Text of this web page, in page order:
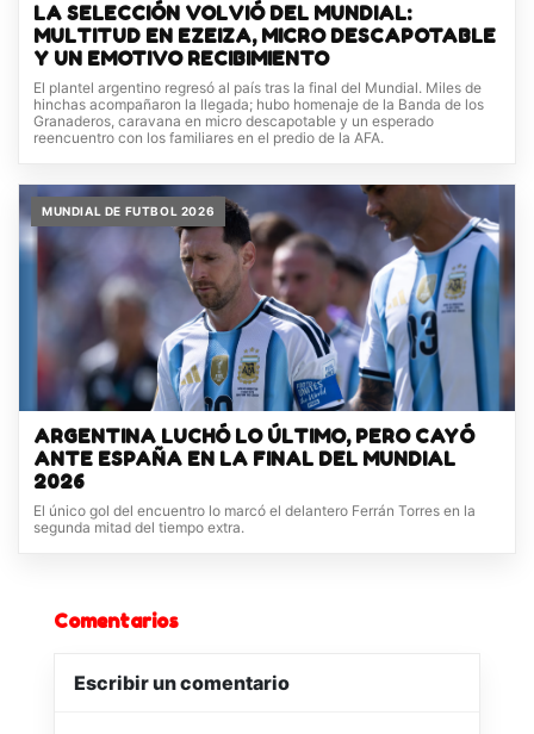
LA SELECCIÓN VOLVIÓ DEL MUNDIAL:
MULTITUD EN EZEIZA, MICRO DESCAPOTABLE
Y UN EMOTIVO RECIBIMIENTO
El plantel argentino regresó al país tras la final del Mundial. Miles de
hinchas acompañaron la llegada; hubo homenaje de la Banda de los
Granaderos, caravana en micro descapotable y un esperado
reencuentro con los familiares en el predio de la AFA.
MUNDIAL DE FUTBOL 2026
ARGENTINA LUCHÓ LO ÚLTIMO, PERO CAYÓ
ANTE ESPAÑA EN LA FINAL DEL MUNDIAL
2026
El único gol del encuentro lo marcó el delantero Ferrán Torres en la
segunda mitad del tiempo extra.
Comentarios
Escribir un comentario